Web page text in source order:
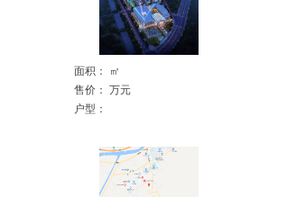
面积：
㎡
售价：万元
户型：